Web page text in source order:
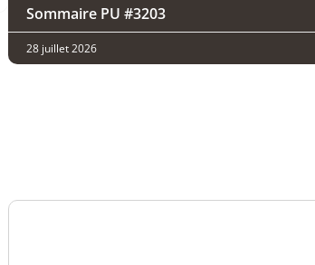
Sommaire PU #3203
28 juillet 2026